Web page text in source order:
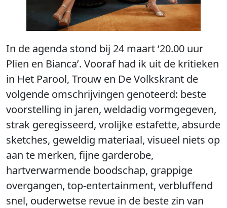
In de agenda stond bij 24 maart ‘20.00 uur
Plien en Bianca’. Vooraf had ik uit de kritieken
in Het Parool, Trouw en De Volkskrant de
volgende omschrijvingen genoteerd: beste
voorstelling in jaren, weldadig vormgegeven,
strak geregisseerd, vrolijke estafette, absurde
sketches, geweldig materiaal, visueel niets op
aan te merken, fijne garderobe,
hartverwarmende boodschap, grappige
overgangen, top-entertainment, verbluffend
snel, ouderwetse revue in de beste zin van